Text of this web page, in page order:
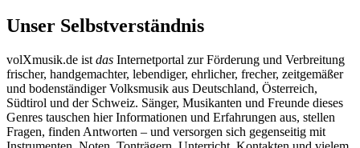
Unser Selbstverständnis
volXmusik.de ist das Internetportal zur Förderung und Verbreitung
frischer, handgemachter, lebendiger, ehrlicher, frecher, zeitgemäßer
und bodenständiger Volksmusik aus Deutschland, Österreich,
Südtirol und der Schweiz. Sänger, Musikanten und Freunde dieses
Genres tauschen hier Informationen und Erfahrungen aus, stellen
Fragen, finden Antworten – und versorgen sich gegenseitig mit